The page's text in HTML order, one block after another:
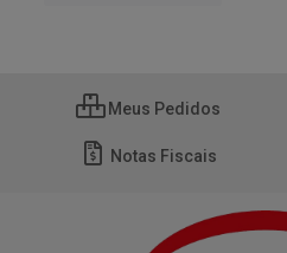
Meus Pedidos
Notas Fiscais